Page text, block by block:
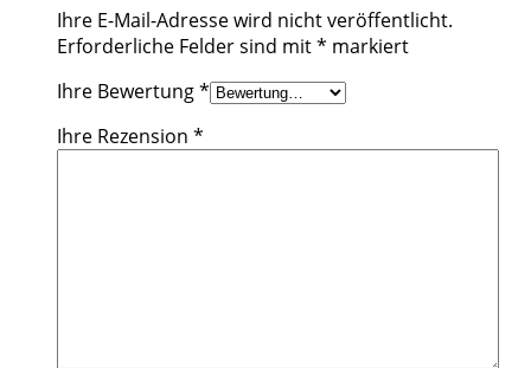
Ihre E-Mail-Adresse wird nicht veröffentlicht.
Erforderliche Felder sind mit* markiert
Ihre Bewertung*
Ihre Rezension *